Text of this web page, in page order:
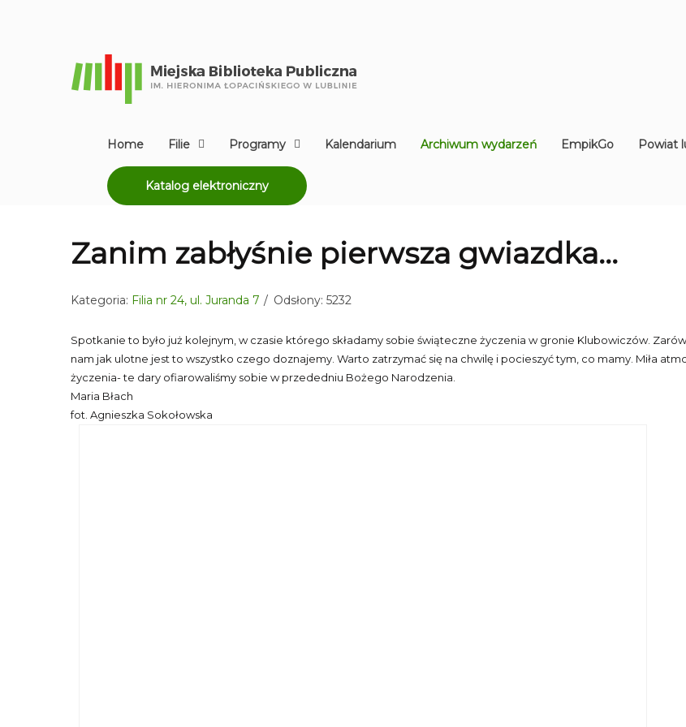
Home Filie Programy Kalendarium Archiwum wydarzeń EmpikGo Powiat
Katalog elektroniczny
Zanim zabłyśnie pierwsza gwiazdka...
Kategoria: Filia nr 24, ul. Juranda 7 Odsłony: 5232
Spotkanie to było już kolejnym, w czasie którego składamy sobie świąteczne życzenia w gronie Klubowiczów.
nam jak ulotne jest to wszystko czego doznajemy. Warto zatrzymać się na chwilę i pocieszyć tym, co mamy. Miła
życzenia- te dary ofiarowaliśmy sobie w przededniu Bożego Narodzenia.
Maria Błach
fot. Agnieszka Sokołowska